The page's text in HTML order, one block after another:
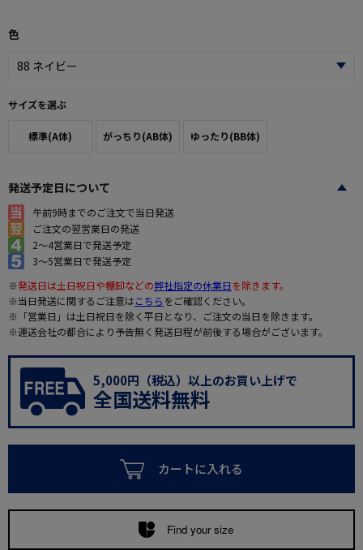
色
サイズを選ぶ
標準(A体) がっちり(AB体) ゆったり(BB体)
発送予定日について
午前9時までのご注文で当日発送
ご注文の翌営業日の発送
2～4営業日で発送予定
3～5営業日で発送予定
※発送日は土日祝日や棚卸などの弊社指定の休業日を除きます。
※当日発送に関するご注意はこちらをご確認ください。
※「営業日」は土日祝日を除く平日となり、ご注文の当日を除きます。
※運送会社の都合により予告無く発送日程が前後する場合がございます。
5,000円（税込）以上のお買い上げで
全国送料無料
カートに入れる
Find your size